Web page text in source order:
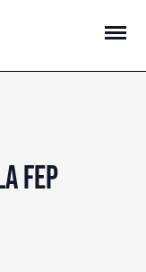
Open
FEP